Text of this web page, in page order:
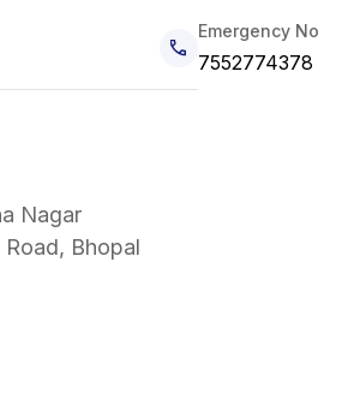
Emergency No
7552774378
Nagar
Bhopal